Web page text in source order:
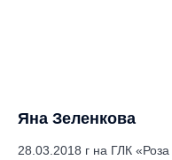
Яна Зеленкова
28.03.2018 г на ГЛК